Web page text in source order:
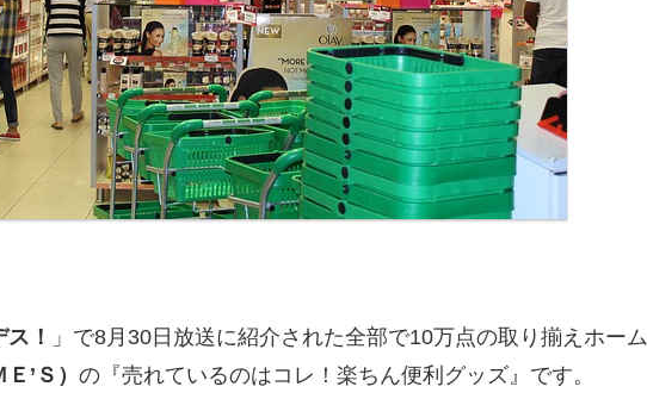
！
」で8月30日放送に紹介された全部で10万点の取り揃えホーム
’Ｓ） の『売れているのはコレ！楽ちん便利グッズ』です。